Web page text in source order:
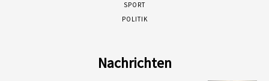
SPORT
POLITIK
Nachrichten